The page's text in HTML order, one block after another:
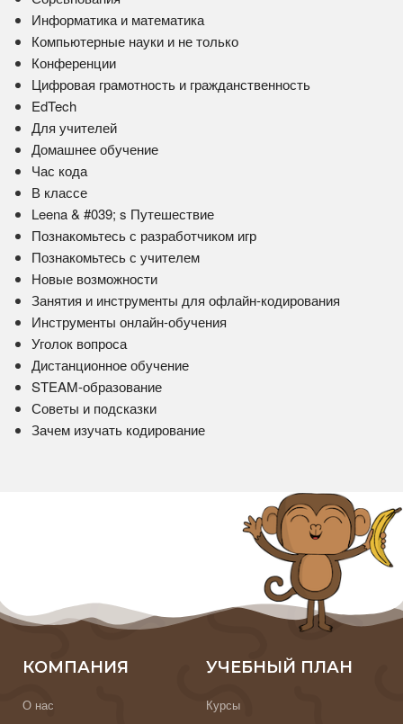
Информатика и математика
Компьютерные науки и не только
Конференции
Цифровая грамотность и гражданственность
EdTech
Для учителей
Домашнее обучение
Час кода
В классе
Leena & #039; s Путешествие
Познакомьтесь с разработчиком игр
Познакомьтесь с учителем
Новые возможности
Занятия и инструменты для офлайн-кодирования
Инструменты онлайн-обучения
Уголок вопроса
Дистанционное обучение
STEAM-образование
Советы и подсказки
Зачем изучать кодирование
КОМПАНИЯ
О нас
УЧЕБНЫЙ ПЛАН
Курсы